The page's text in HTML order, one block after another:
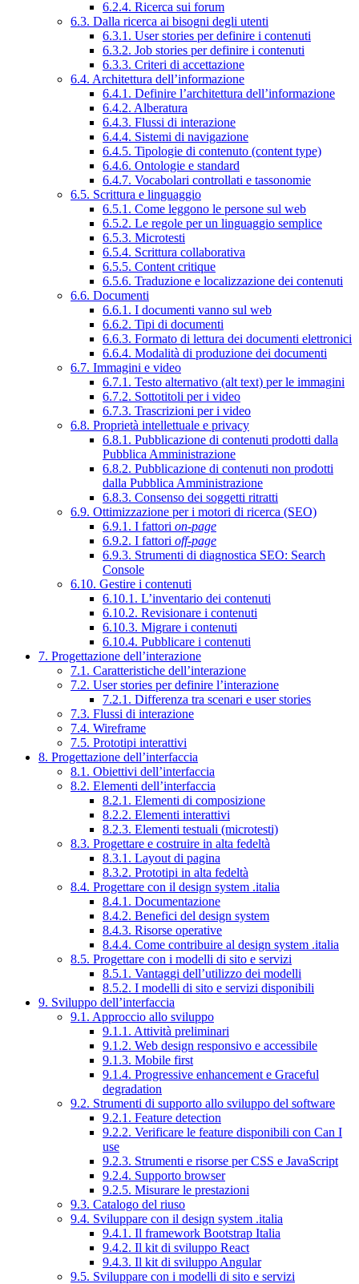
6.2.4. Ricerca sui forum
6.3. Dalla ricerca ai bisogni degli utenti
6.3.1. User stories per definire i contenuti
6.3.2. Job stories per definire i contenuti
6.3.3. Criteri di accettazione
6.4. Architettura dell’informazione
6.4.1. Definire l’architettura dell’informazione
6.4.2. Alberatura
6.4.3. Flussi di interazione
6.4.4. Sistemi di navigazione
6.4.5. Tipologie di contenuto (content type)
6.4.6. Ontologie e standard
6.4.7. Vocabolari controllati e tassonomie
6.5. Scrittura e linguaggio
6.5.1. Come leggono le persone sul web
6.5.2. Le regole per un linguaggio semplice
6.5.3. Microtesti
6.5.4. Scrittura collaborativa
6.5.5. Content critique
6.5.6. Traduzione e localizzazione dei contenuti
6.6. Documenti
6.6.1. I documenti vanno sul web
6.6.2. Tipi di documenti
6.6.3. Formato di lettura dei documenti elettronici
6.6.4. Modalità di produzione dei documenti
6.7. Immagini e video
6.7.1. Testo alternativo (alt text) per le immagini
6.7.2. Sottotitoli per i video
6.7.3. Trascrizioni per i video
6.8. Proprietà intellettuale e privacy
6.8.1. Pubblicazione di contenuti prodotti dalla
Pubblica Amministrazione
6.8.2. Pubblicazione di contenuti non prodotti
dalla Pubblica Amministrazione
6.8.3. Consenso dei soggetti ritratti
6.9. Ottimizzazione per i motori di ricerca (SEO)
6.9.1. I fattori on-page
6.9.2. I fattori off-page
6.9.3. Strumenti di diagnostica SEO: Search
Console
6.10. Gestire i contenuti
6.10.1. L’inventario dei contenuti
6.10.2. Revisionare i contenuti
6.10.3. Migrare i contenuti
6.10.4. Pubblicare i contenuti
7. Progettazione dell’interazione
7.1. Caratteristiche dell’interazione
7.2. User stories per definire l’interazione
7.2.1. Differenza tra scenari e user stories
7.3. Flussi di interazione
7.4. Wireframe
7.5. Prototipi interattivi
8. Progettazione dell’interfaccia
8.1. Obiettivi dell’interfaccia
8.2. Elementi dell’interfaccia
8.2.1. Elementi di composizione
8.2.2. Elementi interattivi
8.2.3. Elementi testuali (microtesti)
8.3. Progettare e costruire in alta fedeltà
8.3.1. Layout di pagina
8.3.2. Prototipi in alta fedeltà
8.4. Progettare con il design system .italia
8.4.1. Documentazione
8.4.2. Benefici del design system
8.4.3. Risorse operative
8.4.4. Come contribuire al design system .italia
8.5. Progettare con i modelli di sito e servizi
8.5.1. Vantaggi dell’utilizzo dei modelli
8.5.2. I modelli di sito e servizi disponibili
9. Sviluppo dell’interfaccia
9.1. Approccio allo sviluppo
9.1.1. Attività preliminari
9.1.2. Web design responsivo e accessibile
9.1.3. Mobile first
9.1.4. Progressive enhancement e Graceful
degradation
9.2. Strumenti di supporto allo sviluppo del software
9.2.1. Feature detection
9.2.2. Verificare le feature disponibili con Can I
use
9.2.3. Strumenti e risorse per CSS e JavaScript
9.2.4. Supporto browser
9.2.5. Misurare le prestazioni
9.3. Catalogo del riuso
9.4. Sviluppare con il design system .italia
9.4.1. Il framework Bootstrap Italia
9.4.2. Il kit di sviluppo React
9.4.3. Il kit di sviluppo Angular
9.5. Sviluppare con i modelli di sito e servizi